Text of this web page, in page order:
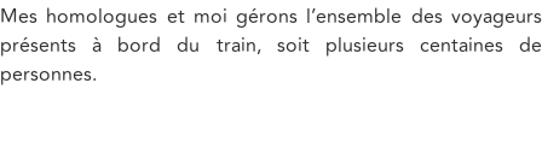
Mes homologues et moi gérons l’ensemble des voyageurs
présents à bord du train, soit plusieurs centaines de
personnes.